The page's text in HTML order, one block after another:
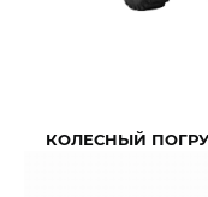
КОЛЕСНЫЙ